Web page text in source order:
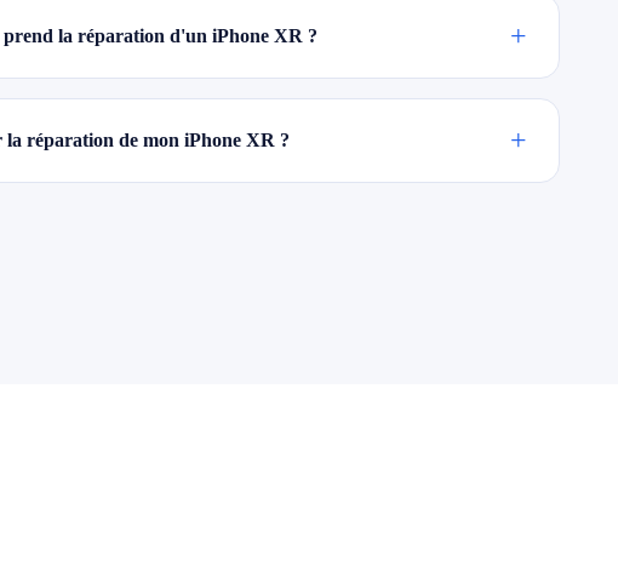
prend la réparation d'un iPhone XR ? +
la réparation de mon iPhone XR ? +